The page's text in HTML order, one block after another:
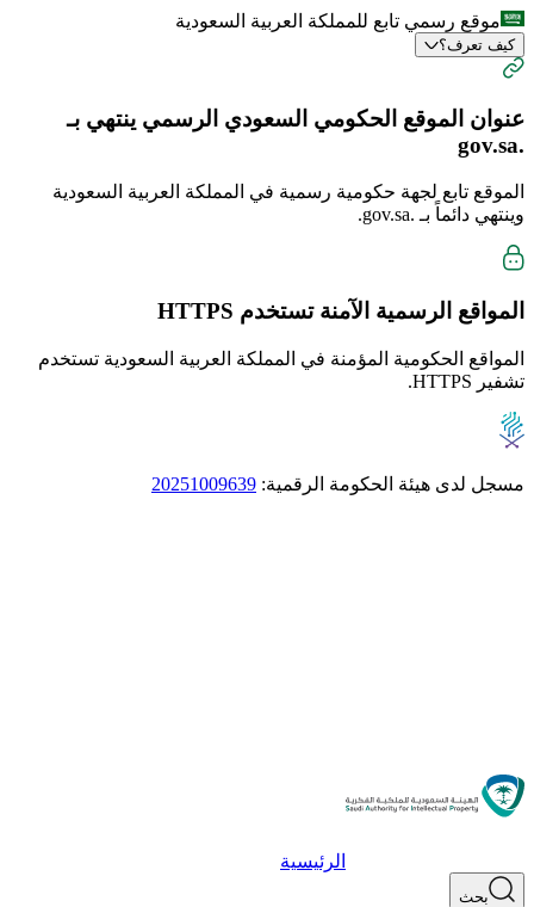
موقع رسمي تابع للمملكة العربية السعودية
كيف تعرف؟
عنوان الموقع الحكومي السعودي الرسمي ينتهي بـ
.gov.sa
الموقع تابع لجهة حكومية رسمية في المملكة العربية السعودية
وينتهي دائماً بـ .gov.sa
.
المواقع الرسمية الآمنة تستخدم HTTPS
المواقع الحكومية المؤمنة في المملكة العربية السعودية تستخدم
تشفير HTTPS.
مسجل لدى هيئة الحكومة الرقمية: 20251009639
الرئيسية
بحث